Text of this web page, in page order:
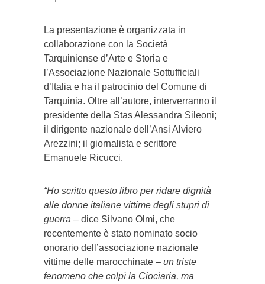
La presentazione è organizzata in
collaborazione con la Società
Tarquiniense d’Arte e Storia e
l’Associazione Nazionale Sottufficiali
d’Italia e ha il patrocinio del Comune di
Tarquinia. Oltre all’autore, interverranno il
presidente della Stas Alessandra Sileoni;
il dirigente nazionale dell’Ansi Alviero
Arezzini; il giornalista e scrittore
Emanuele Ricucci.
“Ho scritto questo libro per ridare dignità
alle donne italiane vittime degli stupri di
guerra – dice Silvano Olmi, che
recentemente è stato nominato socio
onorario dell’associazione nazionale
vittime delle marocchinate – un triste
fenomeno che colpì la Ciociaria, ma